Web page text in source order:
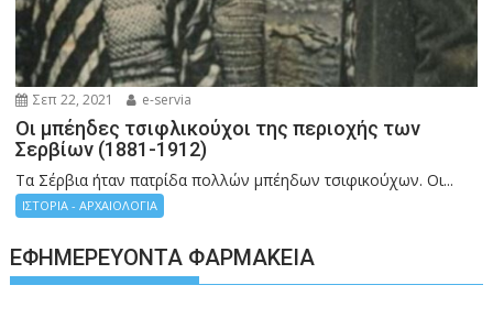
Σεπ 22, 2021 e-servia
Οι μπέηδες τσιφλικούχοι της περιοχής των
Σερβίων (1881-1912)
Τα Σέρβια ήταν πατρίδα πολλών μπέηδων τσιφικούχων. Οι...
ΙΣΤΟΡΙΑ - ΑΡΧΑΙΟΛΟΓΙΑ
ΕΦΗΜΕΡΕΎΟΝΤΑ ΦΑΡΜΑΚΕΊΑ